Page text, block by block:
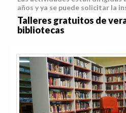
años y ya se puede solicitar la
Talleres gratuitos de
bibliotecas